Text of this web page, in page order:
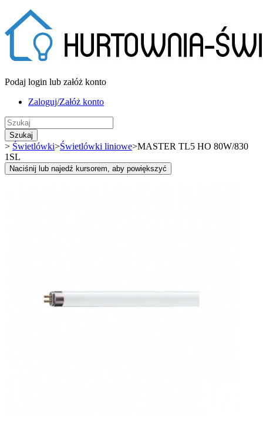
Podaj login lub załóż konto
Zaloguj/Załóż konto
Szukaj
> Świetlówki>Świetlówki liniowe>MASTER TL5 HO 80W/830
1SL
Naciśnij lub najedź kursorem, aby powiększyć